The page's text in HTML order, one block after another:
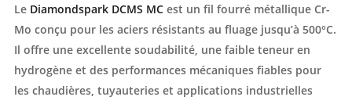
Le Diamondspark DCMS MC est un fil fourré métallique Cr-
Mo conçu pour les aciers résistants au fluage jusqu’à 500°C.
Il offre une excellente soudabilité, une faible teneur en
hydrogène et des performances mécaniques fiables pour
les chaudières, tuyauteries et applications industrielles